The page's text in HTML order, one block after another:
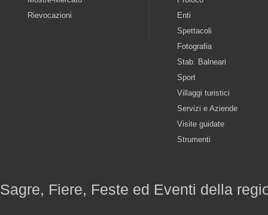
Rievocazioni
Enti
Spettacoli
Fotografia
Stab. Balneari
Sport
Villaggi turistici
Servizi e Aziende
Visite guidate
Strumenti
Sagre, Fiere, Feste ed Eventi della